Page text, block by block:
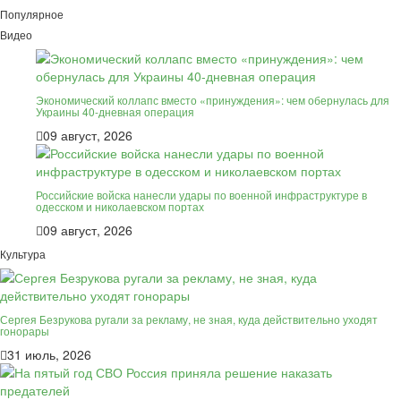
Популярное
Видео
Экономический коллапс вместо «принуждения»: чем обернулась для
Украины 40-дневная операция
09 август, 2026
Российские войска нанесли удары по военной инфраструктуре в
одесском и николаевском портах
09 август, 2026
Культура
Сергея Безрукова ругали за рекламу, не зная, куда действительно уходят
гонорары
31 июль, 2026